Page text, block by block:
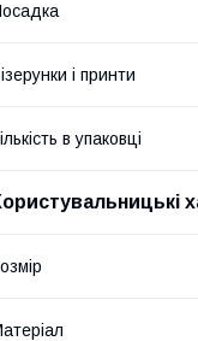
і принти
в упаковці